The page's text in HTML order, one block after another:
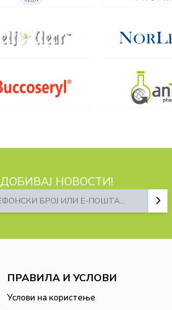
ДОБИВАЈ НОВОСТИ!
ПРАВИЛА И УСЛОВИ
Услови на користење